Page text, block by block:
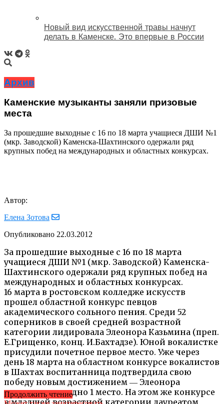
Новый вид искусственной травы начнут
делать в Каменске. Это впервые в России
Архив
Каменские музыканты заняли призовые
места
За прошедшие выходные с 16 по 18 марта учащиеся ДШИ №1
(мкр. Заводской) Каменска-Шахтинского одержали ряд
крупных побед на международных и областных конкурсах.
Автор:
Елена Зотова
Опубликовано 22.03.2012
За прошедшие выходные с 16 по 18 марта
учащиеся ДШИ №1 (мкр. Заводской) Каменска-
Шахтинского одержали ряд крупных побед на
международных и областных конкурсах.
16 марта в ростовском колледже искусств
прошел областной конкурс певцов
академического сольного пения. Среди 52
соперников в своей средней возрастной
категории лидировала Элеонора Казьмина (преп.
Е.Грищенко, конц. И.Бахтадзе). Юной вокалистке
присудили почетное первое место. Уже через
день 18 марта на областном конкурсе вокалистов
в Шахтах воспитанница подтвердила свою
победу новым достижением ― Элеонора
завоевала еще одно 1 место. На этом же конкурсе
в младшей возрастной категории лауреатом
Продолжить чтение